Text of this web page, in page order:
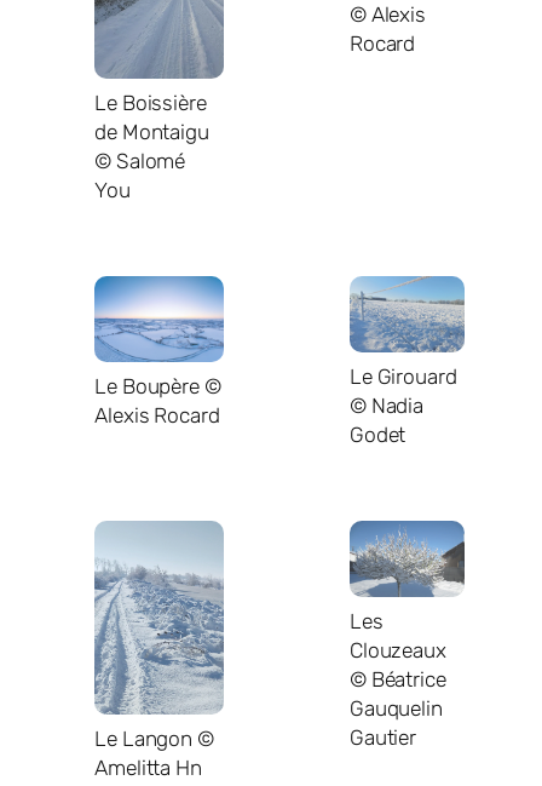
Le Boissière
de Montaigu
© Salomé
You
© Alexis
Rocard
Le Boupère ©
Alexis Rocard
Le Girouard
© Nadia
Godet
Le Langon ©
Amelitta Hn
Les
Clouzeaux
© Béatrice
Gauquelin
Gautier